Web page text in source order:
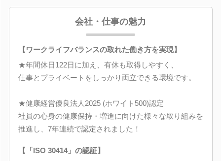
会社・仕事の魅力
【ワークライフバランスの取れた働き方を実現】
★年間休日122日に加え、有休も取得しやすく、
仕事とプライベートをしっかり両立できる環境です。
★健康経営優良法人2025 (ホワイト500)認定
社員の心身の健康保持・増進に向けた様々な取り組みを
推進し、7年連続で認定されました！
【「ISO 30414」の認証】